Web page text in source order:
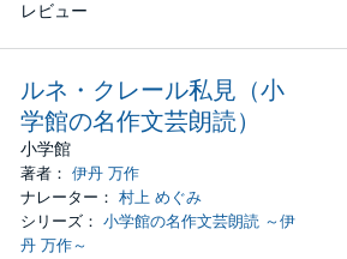
レビュー
ルネ・クレール私見（小
学館の名作文芸朗読）
小学館
著者：伊丹 万作
ナレーター：村上 めぐみ
シリーズ：小学館の名作文芸朗読 ～伊
丹 万作～